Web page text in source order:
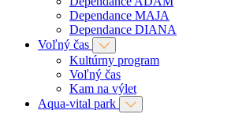
Dependance MAJA
Dependance DIANA
Voľný čas
Kultúrny program
Voľný čas
Kam na výlet
Aqua-vital park